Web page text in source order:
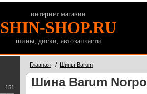
интернет магазин
SHIN-SHOP.RU
шины, диски, автозапчасти
151
Главная / Шины Barum
Шина Barum